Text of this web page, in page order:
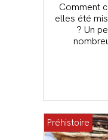
Comment
elles été
? Un
Préhistoire